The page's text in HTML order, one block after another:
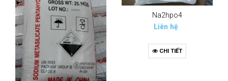
Na2hpo4
Liên hệ
CHI TIẾT